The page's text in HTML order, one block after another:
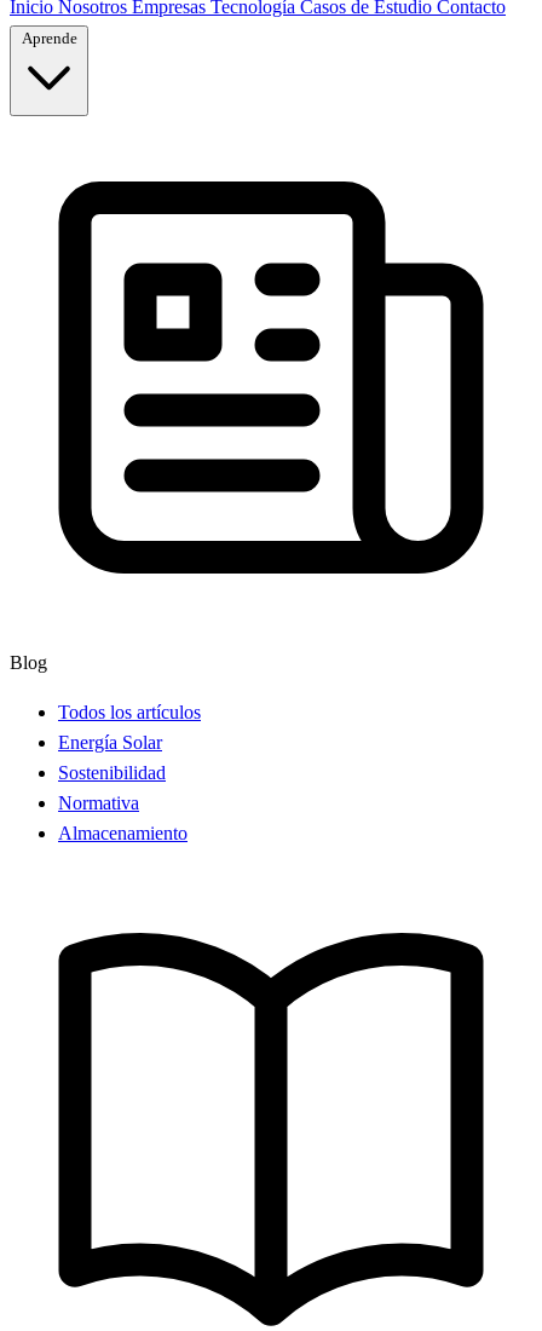
Inicio Nosotros Empresas Tecnología Casos de Estudio Contacto
Aprende
Blog
Todos los artículos
Energía Solar
Sostenibilidad
Normativa
Almacenamiento